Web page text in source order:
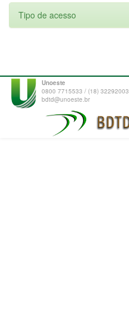
Tipo de acesso
Unoeste
0800 7715533 / (18) 32292003
bdtd@unoeste.br